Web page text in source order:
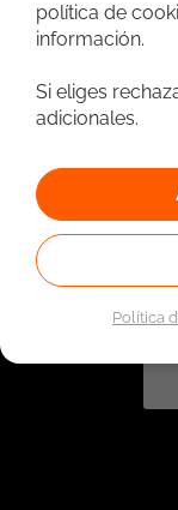
0026 del 17 de
política de
información.
Si eliges
adicionales.
Política